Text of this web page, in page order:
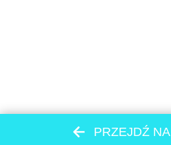
PRZEJDŹ NA